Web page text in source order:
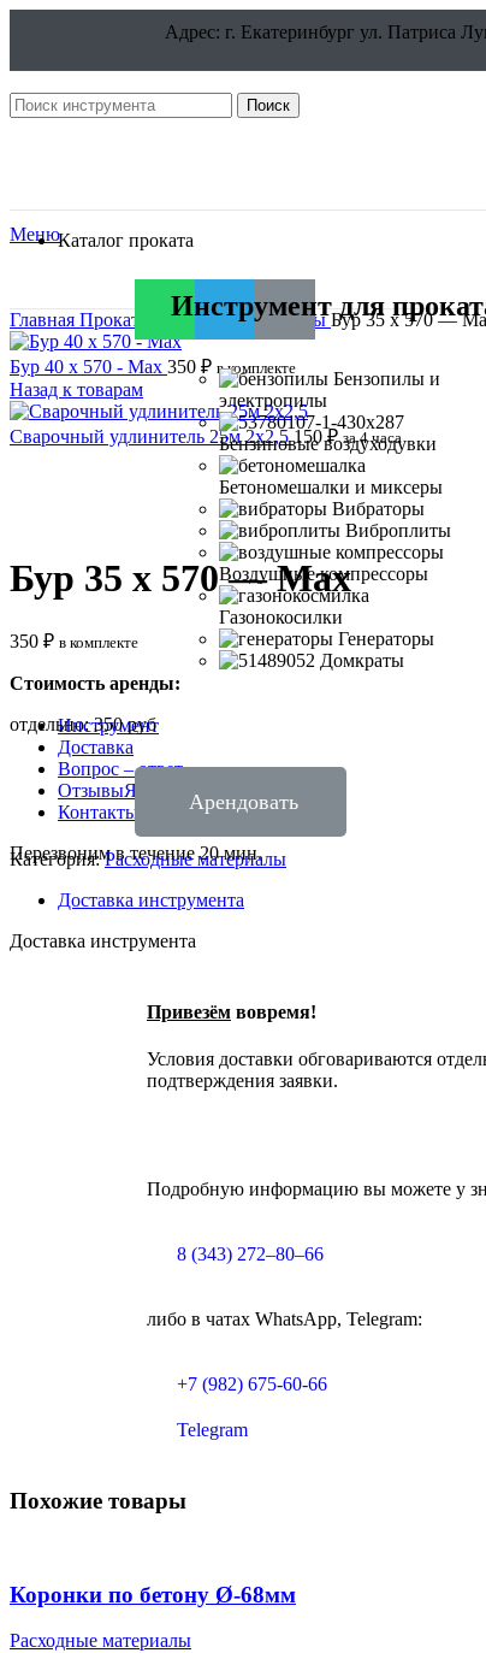
Адрес: г. Екатеринбург ул. Патриса
Поиск
МенюКаталог проката
Инструмент для
Бензопилы и
электропилы
Бензиновые воздуходувки
Бетономешалки и миксеры
Вибраторы
Виброплиты
Воздушные компрессоры
Газонокосилки
Генераторы
Домкраты
Инструмент
Доставка
Вопрос – ответ
ОтзывыЯндекс
Контакты
Перезвоним в течение 20 мин.
Главная Прокат Расходные материалыБур 35 x 570 —
Бур 40 x 570 - Max 350 ₽ в комплекте
Назад к товарам
Сварочный удлинитель 25м 2x2,5150₽ за 4 часа
Нажмите, чтобы увеличить
Бур 35 x 570 — Max
350 ₽ в комплекте
Стоимость аренды:
отдельно: 350 руб
Арендовать
Категория: Расходные материалы
Доставка инструмента
Доставка инструмента
Привезём вовремя!
Условия доставки обговариваются
подтверждения заявки.
Подробную информацию вы можете у
8 (343) 272–80–66
либо в чатах WhatsApp, Telegram:
+7 (982) 675-60-66
Telegram
Похожие товары
Коронки по бетону Ø-68мм
Расходные материалы